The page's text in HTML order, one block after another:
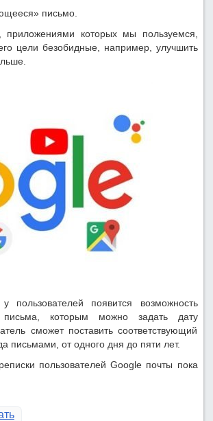
письмо.
которых мы пользуемся,
цели безобидные, например, улучшить
появится возможность
письма, которым можно задать дату
сможет поставить соответствующий
письмами, от одного дня до пяти лет.
пользователей Google почты пока